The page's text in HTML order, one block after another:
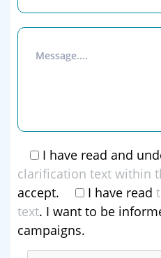
I have read and
clarification text within
accept.
I have read
text. I want to be
campaigns.